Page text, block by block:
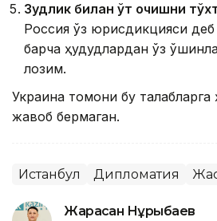
Зудлик билан ўт очишни
Россия ўз юрисдикцияси
барча ҳудудлардан ўз
лозим.
Украина томони бу
жавоб бермаган.
Истанбул Дипломатия
Жарасқан Нұрыбаев